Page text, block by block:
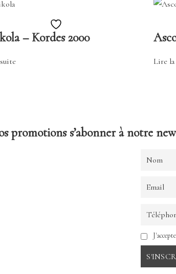
à
– Kordes 2000
Lire
promotions s’abonner à notre